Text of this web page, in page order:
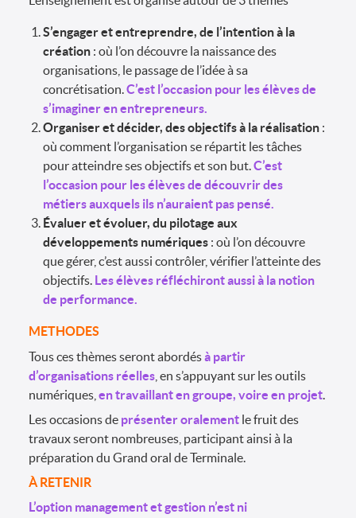
S’engager et entreprendre, de l’intention à la
création: où l’on découvre la naissance des
organisations, le passage de l’idée à sa
concrétisation.C’est l’occasion pour les élèves de
s’imaginer en entrepreneurs.
Organiser et décider, des objectifs à la réalisation:
où comment l’organisation se répartit les tâches
pour atteindre ses objectifs et son but.C’est
l’occasion pour les élèves de découvrir des
métiers auxquels ils n’auraient pas pensé.
Évaluer et évoluer, du pilotage aux
développements numériques: où l’on découvre
que gérer, c’est aussi contrôler, vérifier l’atteinte des
objectifs. Les élèves réfléchiront aussi à la notion
de performance.
METHODES
Tous ces thèmes seront abordésà partir
d’organisations réelles , en s’appuyant sur les outils
numériques, en travaillant en groupe, voire en projet
Les occasions de présenter oralement le fruit des
travaux seront nombreuses, participant ainsi à la
préparation du Grand oral de Terminale.
À RETENIR
L’option management et gestion n’est ni